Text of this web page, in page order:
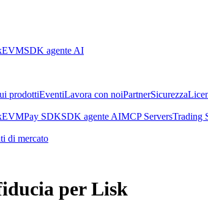
SDK agente AI
prodottiEventiLavora con noiPartnerSicurezza
Pay SDKSDK agente AIMCP ServersTrading
di mercato
per Lisk